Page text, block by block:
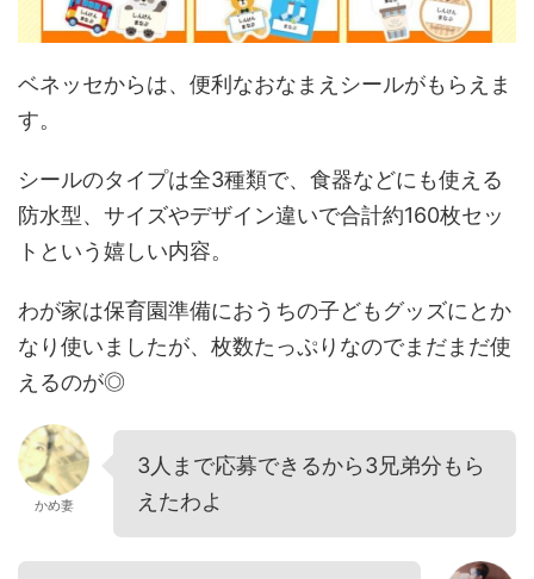
ベネッセからは、便利なおなまえシールがもらえま
す。
シールのタイプは全3種類で、食器などにも使える
防水型、サイズやデザイン違いで合計約160枚セッ
トという嬉しい内容。
わが家は保育園準備におうちの子どもグッズにとか
なり使いましたが、枚数たっぷりなのでまだまだ使
えるのが◎
かめ妻
3人まで応募できるから3兄弟分もら
えたわよ